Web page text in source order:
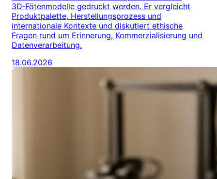
3D‑Fötenmodelle gedruckt werden. Er vergleicht
Produktpalette, Herstellungsprozess und
internationale Kontexte und diskutiert ethische
Fragen rund um Erinnerung, Kommerzialisierung und
Datenverarbeitung.
18.06.2026